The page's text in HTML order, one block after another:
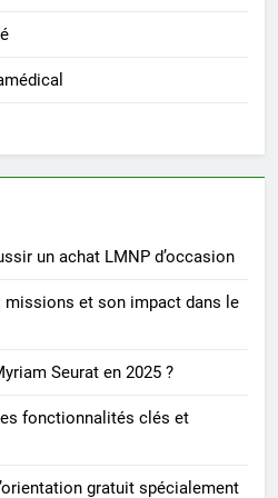
un achat LMNP d’occasion
missions et son impact dans le
Seurat en 2025 ?
fonctionnalités clés et
gratuit spécialement